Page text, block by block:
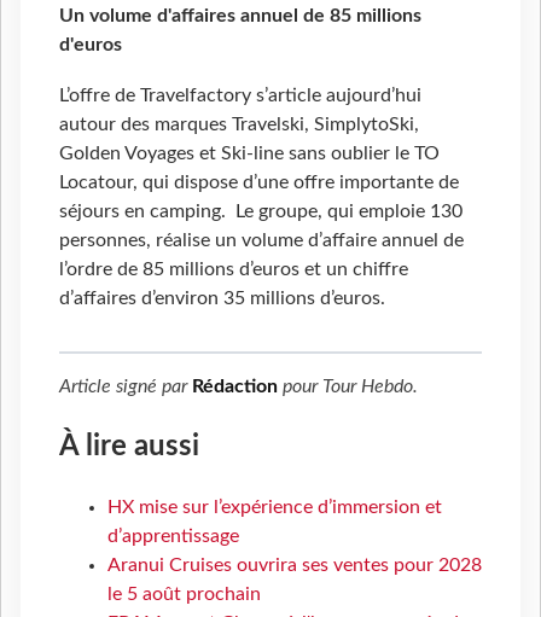
Un volume d'affaires annuel de 85 millions
d'euros
L’offre de Travelfactory s’article aujourd’hui
autour des marques Travelski, SimplytoSki,
Golden Voyages et Ski-line sans oublier le TO
Locatour, qui dispose d’une offre importante de
séjours en camping. Le groupe, qui emploie 130
personnes, réalise un volume d’affaire annuel de
l’ordre de 85 millions d’euros et un chiffre
d’affaires d’environ 35 millions d’euros.
Article signé par Rédaction pour Tour Hebdo.
À lire aussi
HX mise sur l’expérience d’immersion et
d’apprentissage
Aranui Cruises ouvrira ses ventes pour 2028
le 5 août prochain